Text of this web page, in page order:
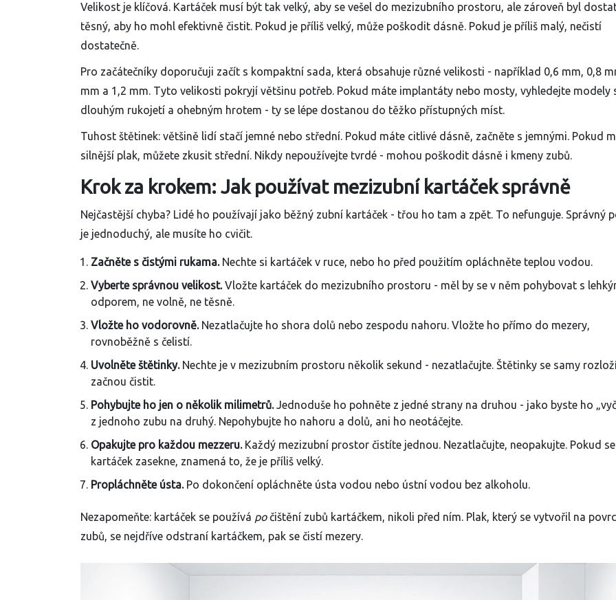
Velikost je klíčová. Kartáček musí být tak velký, aby se vešel do mezizubního prostoru, ale zároveň byl
těsný, aby ho mohl efektivně čistit. Pokud je příliš velký, může poškodit dásně. Pokud je příliš malý, nečistí
dostatečně.
Pro začátečníky doporučuji začít s kompaktní sada, která obsahuje různé velikosti - například 0,6 mm, 0,8
mm a 1,2 mm. Tyto velikosti pokryjí většinu potřeb. Pokud máte implantáty nebo mosty, vyhledejte modely
dlouhým rukojetí a ohebným hrotem - ty se lépe dostanou do těžko přístupných míst.
Tuhost štětinek: většině lidí stačí jemné nebo střední. Pokud máte citlivé dásně, začněte s jemnými. Pokud
silnější plak, můžete zkusit střední. Nikdy nepoužívejte tvrdé - mohou poškodit dásně i kmeny zubů.
Krok za krokem: Jak používat mezizubní kartáček správně
Nejčastější chyba? Lidé ho používají jako běžný zubní kartáček - třou ho tam a zpět. To nefunguje. Správný
je jednoduchý, ale musíte ho cvičit.
Začněte s čistými rukama.Nechte si kartáček v ruce, nebo ho před použitím opláchněte teplou vodou.
Vyberte správnou velikost.Vložte kartáček do mezizubního prostoru - měl by se v něm pohybovat s
odporem, ne volně, ne těsně.
Vložte ho vodorovně.Nezatlačujte ho shora dolů nebo zespodu nahoru. Vložte ho přímo do mezery,
rovnoběžně s čelistí.
Uvolněte štětinky.Nechte je v mezizubním prostoru několik sekund - nezatlačujte. Štětinky se samy
začnou čistit.
Pohybujte ho jen o několik milimetrů.Jednoduše ho pohněte z jedné strany na druhou - jako byste ho
z jednoho zubu na druhý. Nepohybujte ho nahoru a dolů, ani ho neotáčejte.
Opakujte pro každou mezzeru.Každý mezizubní prostor čistíte jednou. Nezatlačujte, neopakujte. Pokud
kartáček zasekne, znamená to, že je příliš velký.
Propláchněte ústa.Po dokončení opláchněte ústa vodou nebo ústní vodou bez alkoholu.
Nezapomeňte: kartáček se používá počištění zubů kartáčkem, nikoli před ním. Plak, který se vytvořil na
zubů, se nejdříve odstraní kartáčkem, pak se čistí mezery.